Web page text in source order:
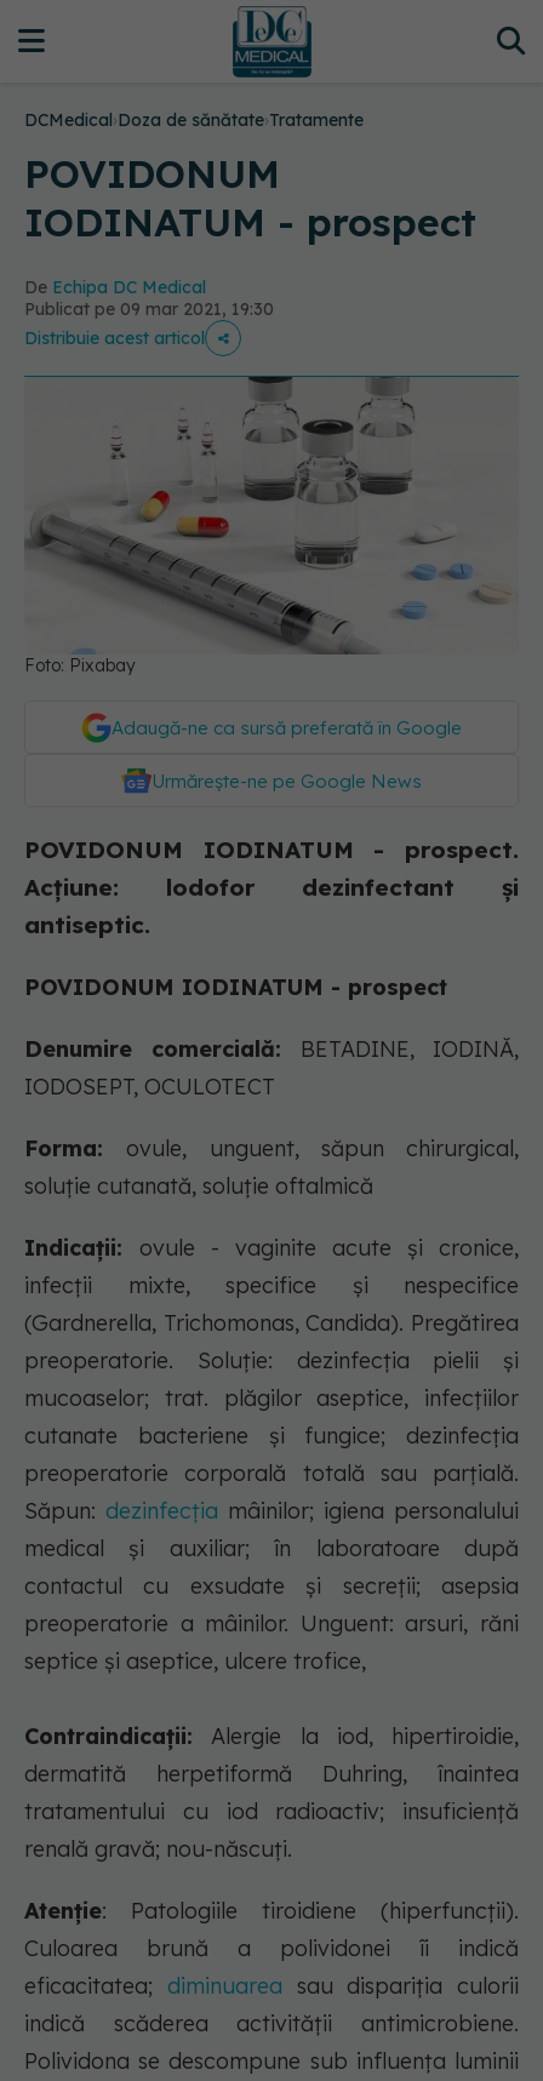
DCMedical›Doza de sănătate›Tratamente
POVIDONUM
IODINATUM - prospect
De Echipa DC Medical
Publicat pe 09 mar 2021, 19:30
Distribuie acest articol
Foto: Pixabay
Adaugă-ne ca sursă preferată în Google
Urmărește-ne pe Google News
POVIDONUM IODINATUM - prospect.
Acțiune: lodofor dezinfectant şi
antiseptic.
POVIDONUM IODINATUM - prospect
Denumire comercială: BETADINE, IODINĂ,
IODOSEPT, OCULOTECT
Forma: ovule, unguent, săpun chirurgical,
soluție cutanată, soluție oftalmică
Indicații: ovule - vaginite acute şi cronice,
infecţii mixte, specifice şi nespecifice
(Gardnerella, Trichomonas, Candida). Pregătirea
preoperatorie. Soluţie: dezinfecţia pielii şi
mucoaselor; trat. plăgilor aseptice, infecţiilor
cutanate bacteriene şi fungice; dezinfecţia
preoperatorie corporală totală sau parţială.
Săpun: dezinfecţia mâinilor; igiena personalului
medical şi auxiliar; în laboratoare după
contactul cu exsudate şi secreţii; asepsia
preoperatorie a mâinilor. Unguent: arsuri, răni
septice şi aseptice, ulcere trofice,
Contraindicații: Alergie la iod, hipertiroidie,
dermatită herpetiformă Duhring, înaintea
tratamentului cu iod radioactiv; insuficiență
renală gravă; nou-născuţi.
Atenție: Patologiile tiroidiene (hiperfuncţii).
Culoarea brună a polividonei îi indică
eficacitatea; diminuarea sau dispariţia culorii
indică scăderea activităţii antimicrobiene.
Polividona se descompune sub influenţa luminii